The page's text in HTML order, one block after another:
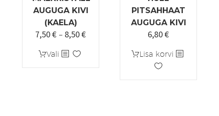
AUGUGA KIVI
(KAELA)
7,50€ – 8,50€Hinnavahemik:
8,50 €
Vali Sellel
tootel
PITSAHHAAT
AUGUGA KIVI
Algne
oli:
8,50 €.
6,80€Praegune
on:
Lisa korvi